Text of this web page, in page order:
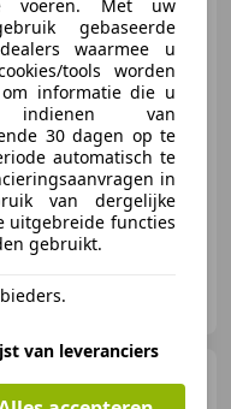
74 kW (101 PK)
Space Star
Intense Automaat Perfect
voeren. Met uw
gebaseerde
waarmee u
tools worden
informatie die u
van
30 dagen op te
automatisch te
in
van dergelijke
uitgebreide functies
gebruikt.
van leveranciers